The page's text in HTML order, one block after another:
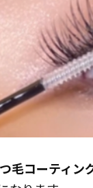
毛コーティン